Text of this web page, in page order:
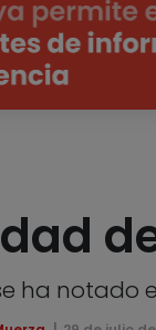
ha notado